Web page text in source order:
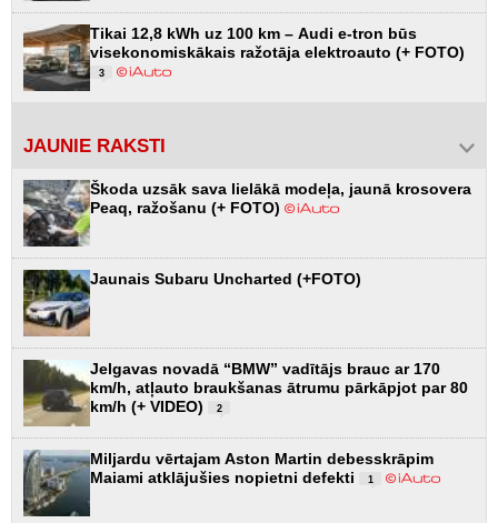
Tikai 12,8 kWh uz 100 km – Audi e-tron būs
visekonomiskākais ražotāja elektroauto (+ FOTO)
3
JAUNIE RAKSTI
Škoda uzsāk sava lielākā modeļa, jaunā krosovera
Peaq, ražošanu (+ FOTO)
Jaunais Subaru Uncharted (+FOTO)
Jelgavas novadā “BMW” vadītājs brauc ar 170
km/h, atļauto braukšanas ātrumu pārkāpjot par 80
km/h (+ VIDEO)
2
Miljardu vērtajam Aston Martin debesskrāpim
Maiami atklājušies nopietni defekti
1